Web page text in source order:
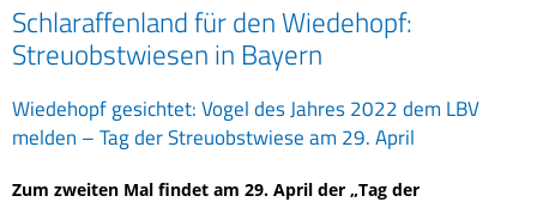
Schlaraffenland für den Wiedehopf:
Streuobstwiesen in Bayern
Wiedehopf gesichtet: Vogel des Jahres 2022 dem LBV
melden – Tag der Streuobstwiese am 29. April
Zum zweiten Mal findet am 29. April der „Tag der